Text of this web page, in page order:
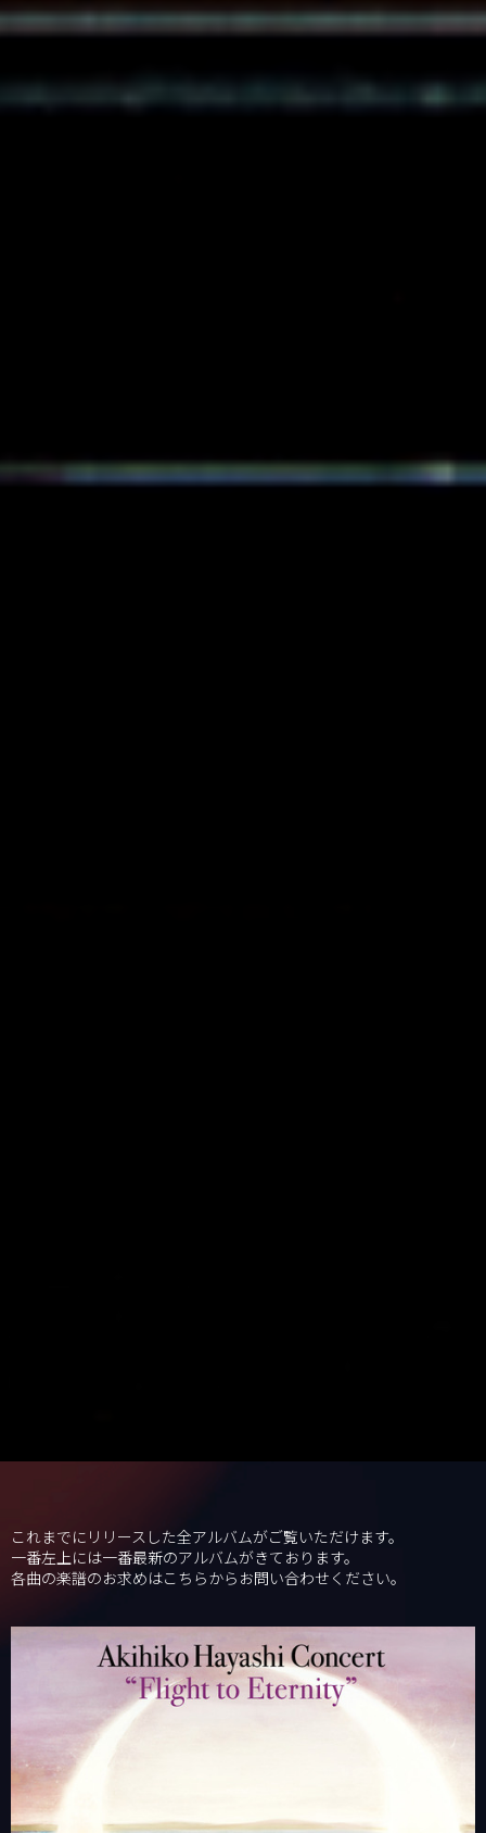
これまでにリリースした全アルバムがご覧いただけます。
一番左上には一番最新のアルバムがきております。
各曲の楽譜のお求めはこちらからお問い合わせください。